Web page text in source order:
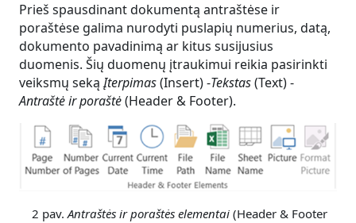
Prieš spausdinant dokumentą antraštėse ir
poraštėse galima nurodyti puslapių numerius, datą,
dokumento pavadinimą ar kitus susijusius
duomenis. Šių duomenų įtraukimui reikia pasirinkti
veiksmų sekąĮterpimas(Insert) -Tekstas(Text) -
Antraštė ir poraštė(Header & Footer).
2 pav.Antraštės ir poraštės elementai (Header & Footer